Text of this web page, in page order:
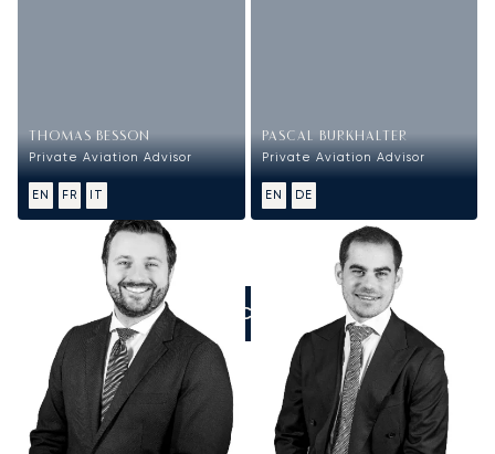
THOMAS BESSON
Private Aviation Advisor
EN FR IT
PASCAL BURKHALTER
Private Aviation Advisor
EN DE
ZADZWOŃCIE DO NAS